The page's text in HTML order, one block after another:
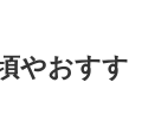
やおすす